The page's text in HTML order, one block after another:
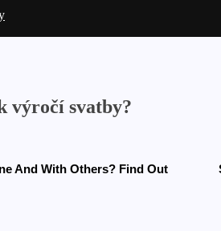
výročí svatby?